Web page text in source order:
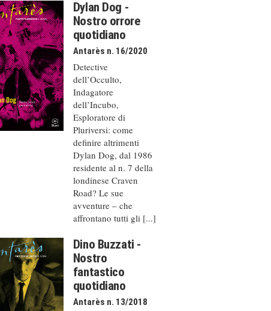
Dylan Dog -
Nostro orrore
quotidiano
Antarès n. 16/2020
Detective
dell’Occulto,
Indagatore
dell’Incubo,
Esploratore di
Pluriversi: come
definire altrimenti
Dylan Dog, dal 1986
residente al n. 7 della
londinese Craven
Road? Le sue
avventure – che
affrontano tutti gli [...]
Dino Buzzati -
Nostro
fantastico
quotidiano
Antarès n. 13/2018